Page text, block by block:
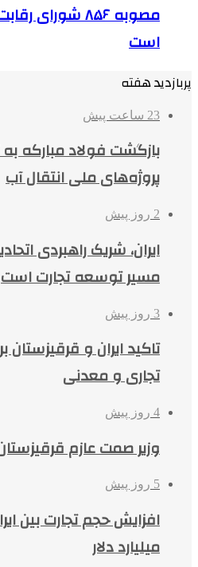
مصوبه ۸۵۶
است
پربازدید هفته
23 ساعت پیش
بازگشت فولاد مبارکه به
پروژه‌های ملی انتقال آب
2 روز پیش
ایران، شریک راهبردی
مسیر توسعه تجارت است
3 روز پیش
تاکید ایران و
تجاری و معدنی
4 روز پیش
وزیر صمت عازم
5 روز پیش
میلیارد دلار